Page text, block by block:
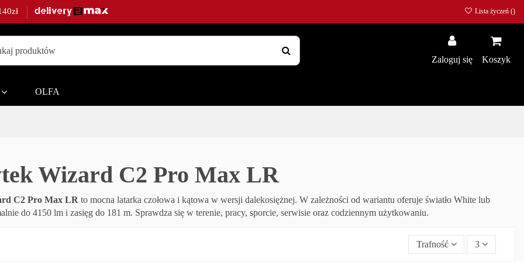
Lista życzeń ()
Zaloguj się Koszyk
OLFA
Wizard C2 Pro Max LR
C2 Pro Max LR to mocna latarka czołowa i kątowa w wersji dalekosiężnej. W zależności od wariantu oferuje światło White lub
do 4150 lm i zasięg do 181 m. Sprawdza się w terenie, pracy, sporcie, serwisie oraz codziennym użytkowaniu.
Trafność 3